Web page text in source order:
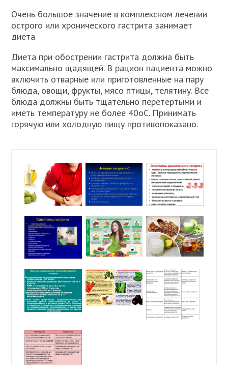
Очень большое значение в комплексном лечении
острого или хронического гастрита занимает
диета
Диета при обострении гастрита должна быть
максимально щадящей. В рацион пациента можно
включить отварные или приготовленные на пару
блюда, овощи, фрукты, мясо птицы, телятину. Все
блюда должны быть тщательно перетертыми и
иметь температуру не более 40оС. Принимать
горячую или холодную пищу противопоказано.